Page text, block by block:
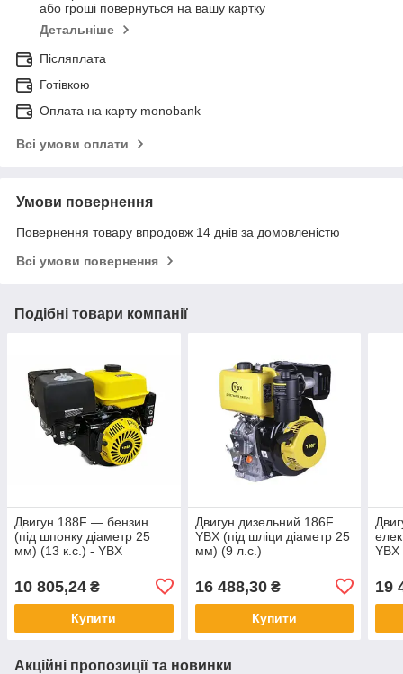
або гроші повернуться на вашу картку
Детальніше
Післяплата
Готівкою
Оплата на карту monobank
Всі умови оплати
Умови повернення
Повернення товару впродовж 14 днів за домовленістю
Всі умови повернення
Подібні товари компанії
Двигун 188F — бензин
(під шпонку діаметр 25
мм) (13 к.с.) - YBX
10 805,24 ₴
Купити
Двигун дизельний 186F
YBX (під шліци діаметр 25
мм) (9 л.с.)
16 488,30₴
Купити
YBX
19
Акційні пропозиції та новинки